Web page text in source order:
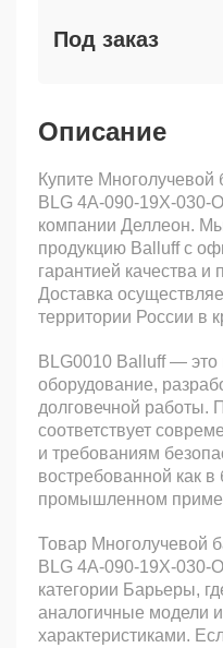
Под заказ
Описание
Купите Многолучевой
BLG 4A-090-19X-030-
компании Деллеон.
продукцию Balluff с
гарантией качества и
Доставка
территории России в
BLG0010 Balluff —
оборудование,
долговечной работы.
соответствует
и требованиям
востребованной как в
промышленном
Товар Многолучевой
BLG 4A-090-19X-030-
категории Барьеры,
аналогичные модели
характеристиками.